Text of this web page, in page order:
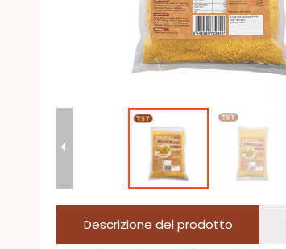
Descrizione del prodotto